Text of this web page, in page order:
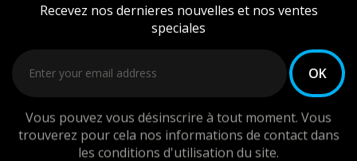
Recevez nos dernieres nouvelles et nos ventes
speciales
Vous pouvez vous désinscrire à tout moment. Vous
trouverez pour cela nos informations de contact dans
les conditions d'utilisation du site.